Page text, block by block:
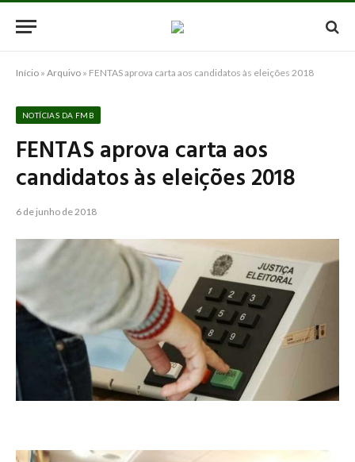
Início » Arquivo » FENTAS aprova carta aos candidatos às eleições 2018
NOTÍCIAS DA FMB
FENTAS aprova carta aos
candidatos às eleições 2018
6 de junho de 2018